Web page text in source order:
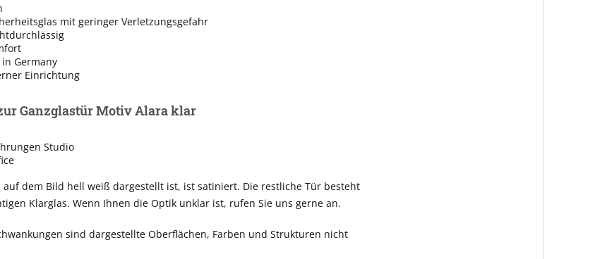
mit geringer Verletzungsgefahr
Germany
Einrichtung
Ganzglastür Motiv Alara klar
Studio
auf dem Bild hell weiß dargestellt ist, ist satiniert. Die restliche Tür besteht
Klarglas. Wenn Ihnen die Optik unklar ist, rufen Sie uns gerne an.
sind dargestellte Oberflächen, Farben und Strukturen nicht